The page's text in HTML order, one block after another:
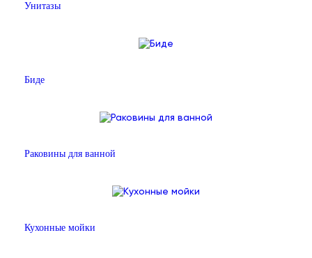
Унитазы
Биде
Раковины для ванной
Кухонные мойки